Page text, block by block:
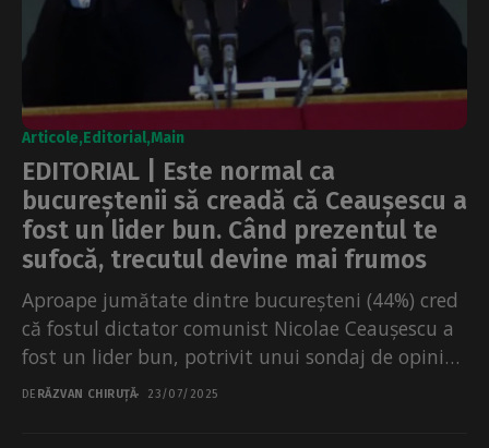
Articole Editorial Main
EDITORIAL | Este normal ca
bucureștenii să creadă că Ceaușescu a
fost un lider bun. Când prezentul te
sufocă, trecutul devine mai frumos
Aproape jumătate dintre bucureșteni (44%) cred
că fostul dictator comunist Nicolae Ceaușescu a
fost un lider bun, potrivit unui sondaj de opinie
realizat...
DE RĂZVAN CHIRUȚĂ 23/07/2025